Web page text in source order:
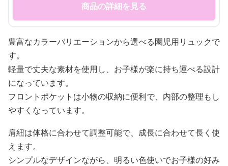
商品の詳細を見る
豊富なカラーバリエーションから選べる園児用リュックで
す。
軽量で丈夫な素材を使用し、お子様が楽に持ち運べる設計
になっています。
フロントポケットは小物の収納に便利で、内部の整理もし
やすくなっています。
肩紐は体格に合わせて調整可能で、成長に合わせて長く使
えます。
シンプルなデザインながら、明るい色使いでお子様の好み